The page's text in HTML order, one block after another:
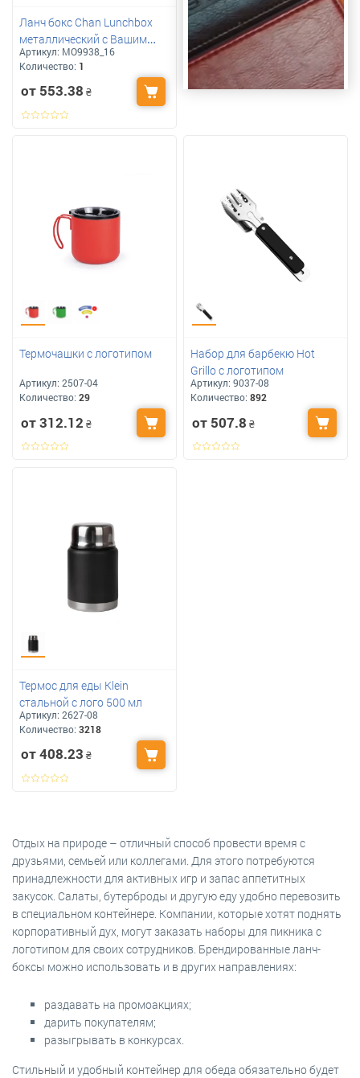
Ланч бокс Chan Lunchbox
металлический c Вашим
логотипом 600 мл
Артикул: MO9938_16
Количество: 1
от 553.38 ₴
Термочашки с логотипом
Артикул: 2507-04
Количество: 29
от 312.12 ₴
Набор для барбекю Hot
Grillo с логотипом
Артикул:9037-08
Количество:892
от 507.8 ₴
Термос для еды Klein
стальной с лого 500 мл
Артикул: 2627-08
Количество: 3218
от 408.23 ₴
Отдых на природе – отличный способ провести время с
друзьями, семьей или коллегами. Для этого потребуются
принадлежности для активных игр и запас аппетитных
закусок. Салаты, бутерброды и другую еду удобно перевозить
в специальном контейнере. Компании, которые хотят поднять
корпоративный дух, могут заказать наборы для пикника с
логотипом для своих сотрудников. Брендированные ланч-
боксы можно использовать и в других направлениях:
раздавать на промоакциях;
дарить покупателям;
разыгрывать в конкурсах.
Стильный и удобный контейнер для обеда обязательно будет